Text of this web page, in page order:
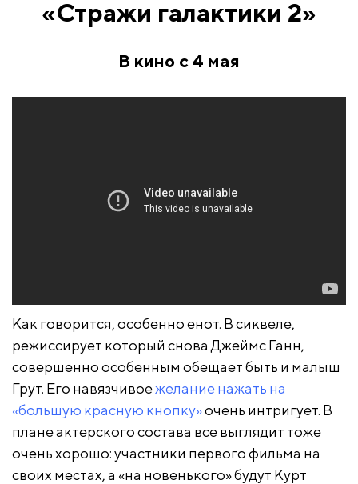
«Стражи галактики 2»
В кино с 4 мая
Как говорится, особенно енот. В сиквеле,
режиссирует который снова Джеймс Ганн,
совершенно особенным обещает быть и малыш
Грут. Его навязчивоежелание нажать на
«большую красную кнопку»очень интригует. В
плане актерского состава все выглядит тоже
очень хорошо: участники первого фильма на
своих местах, а «на новенького» будут Курт